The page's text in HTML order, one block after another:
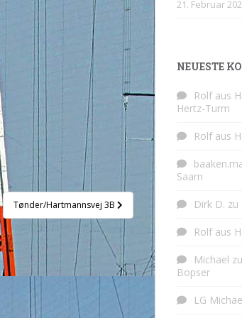
Tønder/Hartmannsvej 3B
21. Februar
NEUESTE
Rolf aus
Hertz-Turm
Rolf aus
Saarn
Dirk D. zu
Rolf aus
Michael zu
Bopser
LG